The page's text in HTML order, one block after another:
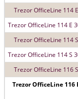
Trezor OfficeLine 114 E
Trezor OfficeLine 114 E
Trezor OfficeLine 114 S
Trezor OfficeLine 114 S
Trezor OfficeLine 116 S
Trezor OfficeLine 116